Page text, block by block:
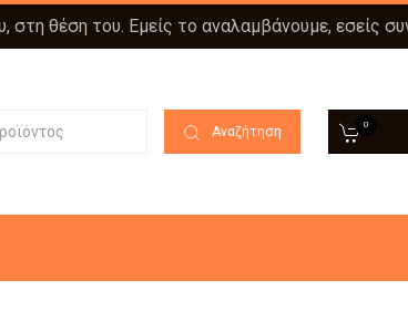
θέση του. Εμείς το αναλαμβάνουμε, εσείς
Αναζήτηση 0